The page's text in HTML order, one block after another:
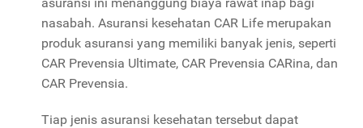
nasabah. Asuransi kesehatan CAR Life merupakan
produk asuransi yang memiliki banyak jenis, seperti
CAR Prevensia Ultimate, CAR Prevensia CARina, dan
CAR Prevensia.
Tiap jenis asuransi kesehatan tersebut dapat